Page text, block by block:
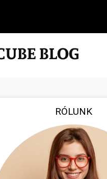
RÓLUNK